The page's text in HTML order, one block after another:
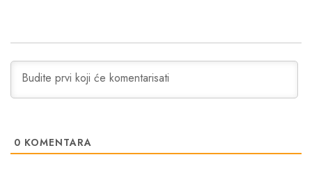
0 KOMENTARA